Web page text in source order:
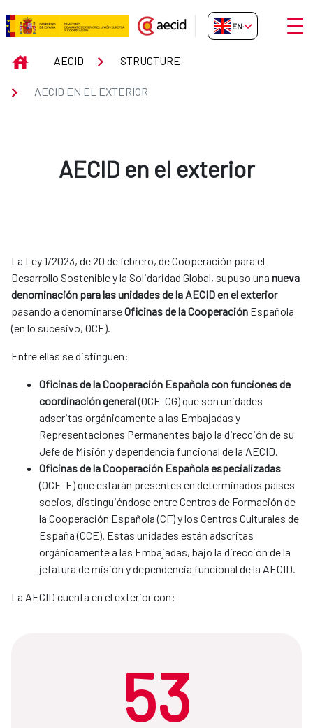
Skip to Main Content
Aecid en el Exterior
EN-GB
INICIOAECID STRUCTURE
AECID EN EL EXTERIOR
AECID en el exterior
La Ley 1/2023, de 20 de febrero, de Cooperación para el
Desarrollo Sostenible y la Solidaridad Global, supuso una nueva
denominación para las unidades de la AECID en el exterior
pasando a denominarseOficinas de la Cooperación Española
(en lo sucesivo, OCE).
Entre ellas se distinguen:
Oficinas de la Cooperación Española con funciones de
coordinación general(OCE-CG) que son unidades
adscritas orgánicamente a las Embajadas y
Representaciones Permanentes bajo la dirección de su
Jefe de Misión y dependencia funcional de la AECID.
Oficinas de la Cooperación Española especializadas
(OCE-E) que estarán presentes en determinados países
socios, distinguiéndose entre Centros de Formación de
la Cooperación Española (CF) y los Centros Culturales de
España (CCE). Estas unidades están adscritas
orgánicamente a las Embajadas, bajo la dirección de la
jefatura de misión y dependencia funcional de la AECID.
La AECID cuenta en el exterior con:
53